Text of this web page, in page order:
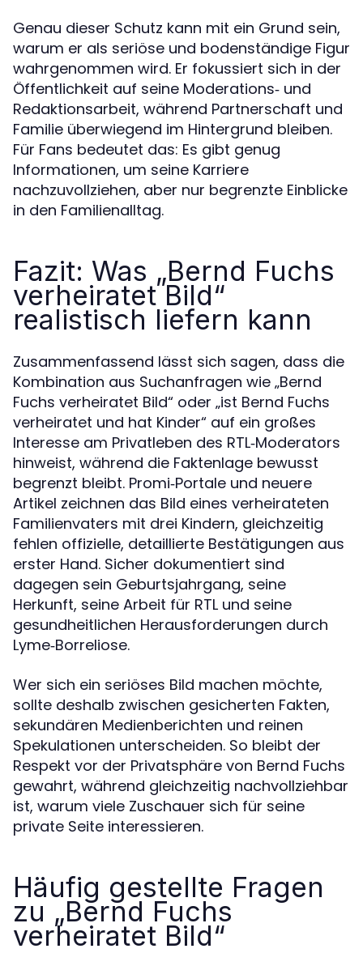
Genau dieser Schutz kann mit ein Grund sein,
warum er als seriöse und bodenständige Figur
wahrgenommen wird. Er fokussiert sich in der
Öffentlichkeit auf seine Moderations‑ und
Redaktionsarbeit, während Partnerschaft und
Familie überwiegend im Hintergrund bleiben.
Für Fans bedeutet das: Es gibt genug
Informationen, um seine Karriere
nachzuvollziehen, aber nur begrenzte Einblicke
in den Familienalltag.
Fazit: Was „Bernd Fuchs
verheiratet Bild“
realistisch liefern kann
Zusammenfassend lässt sich sagen, dass die
Kombination aus Suchanfragen wie „Bernd
Fuchs verheiratet Bild“ oder „ist Bernd Fuchs
verheiratet und hat Kinder“ auf ein großes
Interesse am Privatleben des RTL‑Moderators
hinweist, während die Faktenlage bewusst
begrenzt bleibt. Promi‑Portale und neuere
Artikel zeichnen das Bild eines verheirateten
Familienvaters mit drei Kindern, gleichzeitig
fehlen offizielle, detaillierte Bestätigungen aus
erster Hand. Sicher dokumentiert sind
dagegen sein Geburtsjahrgang, seine
Herkunft, seine Arbeit für RTL und seine
gesundheitlichen Herausforderungen durch
Lyme‑Borreliose.
Wer sich ein seriöses Bild machen möchte,
sollte deshalb zwischen gesicherten Fakten,
sekundären Medienberichten und reinen
Spekulationen unterscheiden. So bleibt der
Respekt vor der Privatsphäre von Bernd Fuchs
gewahrt, während gleichzeitig nachvollziehbar
ist, warum viele Zuschauer sich für seine
private Seite interessieren.
Häufig gestellte Fragen
zu „Bernd Fuchs
verheiratet Bild“